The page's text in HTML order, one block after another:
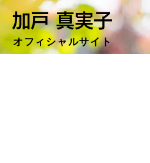
加戸 真実子
​オフィシャルサイト